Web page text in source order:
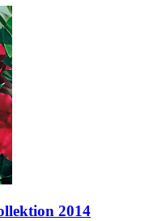
2014